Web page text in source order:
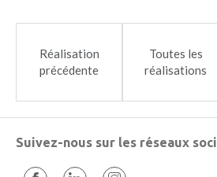
Réalisation
précédente
Toutes les
réalisations
Suivez-nous sur les réseaux